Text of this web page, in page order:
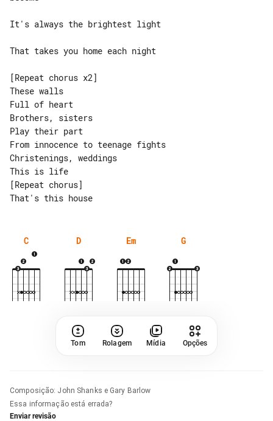
It's always the brightest light
That takes you home each night
[Repeat chorus x2]
These walls
Full of heart
Brothers, sisters
Play their part
From innocence to teenage fights
Christenings, weddings
This is life
[Repeat chorus]
C D Em G
Tom Rolagem Mídia Opções
Composição: John Shanks e Gary Barlow
Essa informação está errada?
Enviar revisão